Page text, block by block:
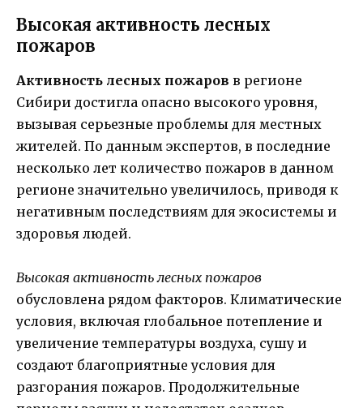
Высокая активность лесных
пожаров
Активность лесных пожаров в регионе
Сибири достигла опасно высокого уровня,
вызывая серьезные проблемы для местных
жителей. По данным экспертов, в последние
несколько лет количество пожаров в данном
регионе значительно увеличилось, приводя к
негативным последствиям для экосистемы и
здоровья людей.
Высокая активность лесных пожаров
обусловлена рядом факторов. Климатические
условия, включая глобальное потепление и
увеличение температуры воздуха, сушу и
создают благоприятные условия для
разгорания пожаров. Продолжительные